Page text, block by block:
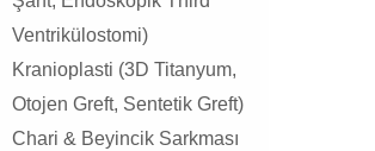
Ventrikülostomi)
Kranioplasti (3D Titanyum,
Otojen Greft, Sentetik Greft)
Chari & Beyincik Sarkması